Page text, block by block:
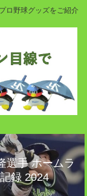
ロ野球グッズをご紹介
選手 ホームラ
録 2024